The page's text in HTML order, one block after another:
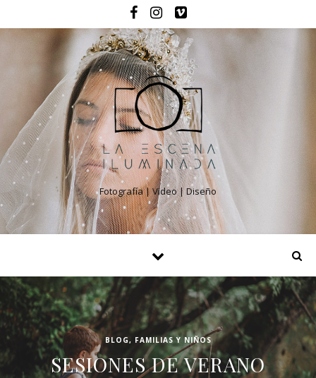
Fotografía | Video | Diseño
BLOG, FAMILIAS Y NIÑOS
SESIONES DE VERANO